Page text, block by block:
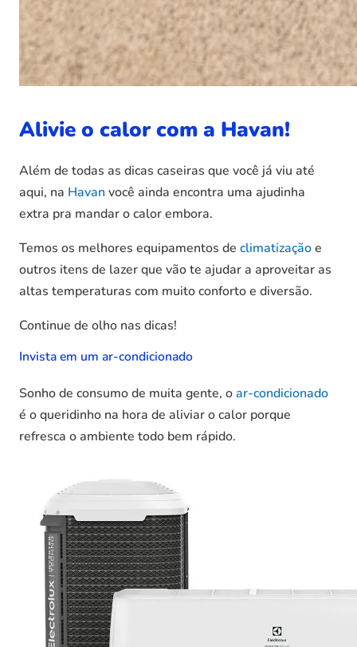
Alivie o calor com a Havan!
Além de todas as dicas caseiras que você já viu até
aqui, na Havan você ainda encontra uma ajudinha
extra pra mandar o calor embora.
Temos os melhores equipamentos de climatizaçãoe
outros itens de lazer que vão te ajudar a aproveitar as
altas temperaturas com muito conforto e diversão.
Continue de olho nas dicas!
Invista em um ar-condicionado
Sonho de consumo de muita gente, oar-condicionado
é o queridinho na hora de aliviar o calor porque
refresca o ambiente todo bem rápido.